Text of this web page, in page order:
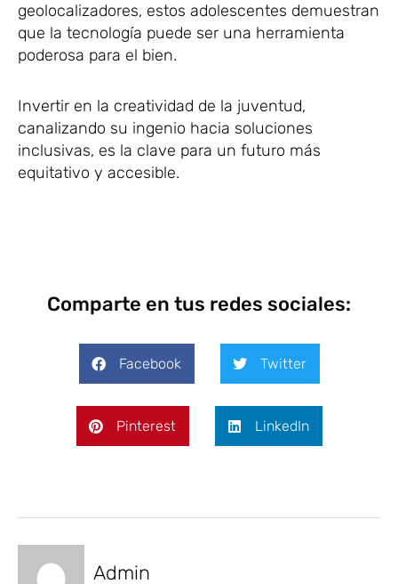
geolocalizadores, estos adolescentes demuestran
que la tecnología puede ser una herramienta
poderosa para el bien.
Invertir en la creatividad de la juventud,
canalizando su ingenio hacia soluciones
inclusivas, es la clave para un futuro más
equitativo y accesible.
Comparte en tus redes sociales:
Facebook Twitter
Pinterest LinkedIn
Admin